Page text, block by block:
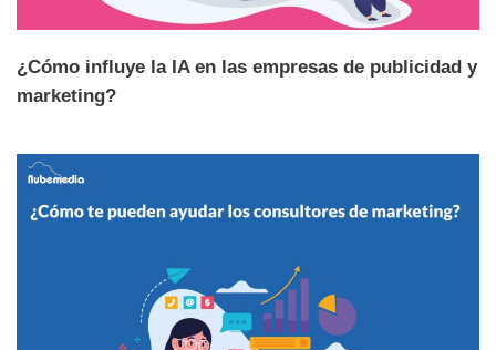
¿Cómo influye la IA en las empresas de publicidad y
marketing?